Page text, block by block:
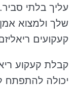
עליך בלתי
שלך ולמצוא
קעקועים
קבלת קעקוע
יכולה להתפתח